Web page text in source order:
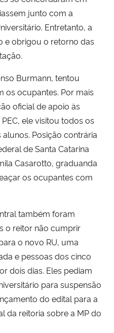
junto com a
Entretanto, a
e obrigou o retorno das
Burmann, tentou
os ocupantes. Por mais
oficial de apoio às
ele visitou todos os
Posição contrária
de Santa Catarina
Casarotto, graduanda
os ocupantes com
também foram
o reitor não cumprir
o novo RU, uma
e pessoas dos cinco
dois dias. Eles pediam
para suspensão
do edital para a
da reitoria sobre a MP do